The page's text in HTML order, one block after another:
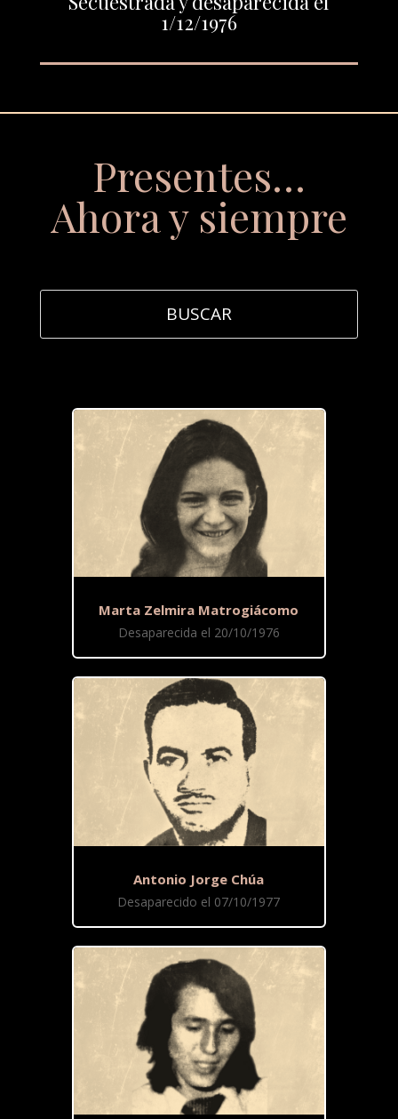
1/12/1976
Presentes…
Ahora y siempre
Marta Zelmira Matrogiácomo
Desaparecida el 20/10/1976
Antonio Jorge Chúa
Desaparecido el 07/10/1977